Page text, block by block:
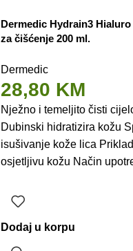
Dermedic Hydrain3
za čišćenje 200 ml.
Dermedic
28,80 KM
Nježno i temeljito čisti
Dubinski hidratizira kožu
isušivanje kože lica
osjetljivu kožu Način
Dodaj u korpu